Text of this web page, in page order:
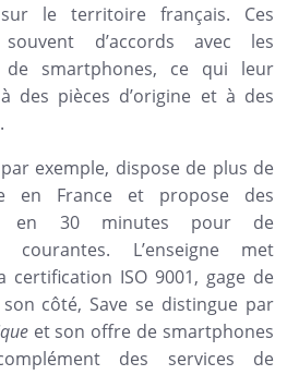
le territoire français. Ces
d’accords avec les
de smartphones, ce qui leur
des pièces d’origine et à des
exemple, dispose de plus de
en France et propose des
en 30 minutes pour de
courantes. L’enseigne met
certification ISO 9001, gage de
côté, Save se distingue par
et son offre de smartphones
des services de